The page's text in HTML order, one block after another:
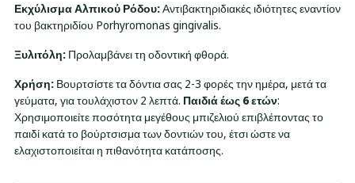
Εκχύλισμα Αλπικού Ρόδου:Αντιβακτηριδιακές ιδιότητες εναντίον
του βακτηριδίου Porhyromonas gingivalis.
Ξυλιτόλη: Προλαμβάνει τη οδοντική φθορά.
Χρήση: Βουρτσίστε τα δόντια σας 2-3 φορές την ημέρα, μετά τα
γεύματα, για τουλάχιστον 2 λεπτά. Παιδιά έως 6 ετών:
Χρησιμοποιείτε ποσότητα μεγέθους μπιζελιού επιβλέποντας το
παιδί κατά το βούρτσισμα των δοντιών του, έτσι ώστε να
ελαχιστοποιείται η πιθανότητα κατάποσης.